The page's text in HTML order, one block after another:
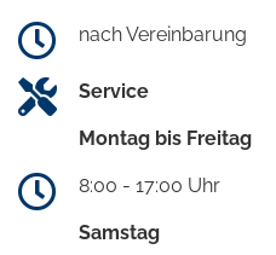
nach Vereinbarung
Service
Montag bis Freitag
8:00 - 17:00 Uhr
Samstag